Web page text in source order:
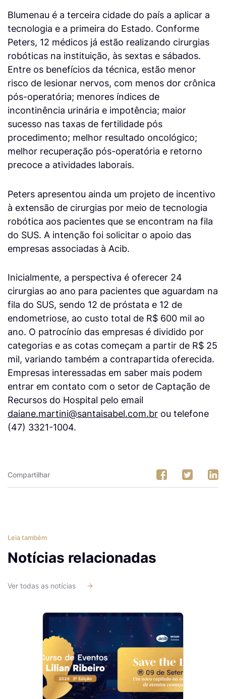
Blumenau é a terceira cidade do país a aplicar a
tecnologia e a primeira do Estado. Conforme
Peters, 12 médicos já estão realizando cirurgias
robóticas na instituição, às sextas e sábados.
Entre os benefícios da técnica, estão menor
risco de lesionar nervos, com menos dor crônica
pós-operatória; menores índices de
incontinência urinária e impotência; maior
sucesso nas taxas de fertilidade pós
procedimento; melhor resultado oncológico;
melhor recuperação pós-operatória e retorno
precoce a atividades laborais.
Peters apresentou ainda um projeto de incentivo
à extensão de cirurgias por meio de tecnologia
robótica aos pacientes que se encontram na fila
do SUS. A intenção foi solicitar o apoio das
empresas associadas à Acib.
Inicialmente, a perspectiva é oferecer 24
cirurgias ao ano para pacientes que aguardam na
fila do SUS, sendo 12 de próstata e 12 de
endometriose, ao custo total de R$ 600 mil ao
ano. O patrocínio das empresas é dividido por
categorias e as cotas começam a partir de R$ 25
mil, variando também a contrapartida oferecida.
Empresas interessadas em saber mais podem
entrar em contato com o setor de Captação de
Recursos do Hospital pelo email
daiane.martini@santaisabel.com.br ou telefone
(47) 3321-1004.
Compartilhar
Leia também
Notícias relacionadas
Ver todas as notícias